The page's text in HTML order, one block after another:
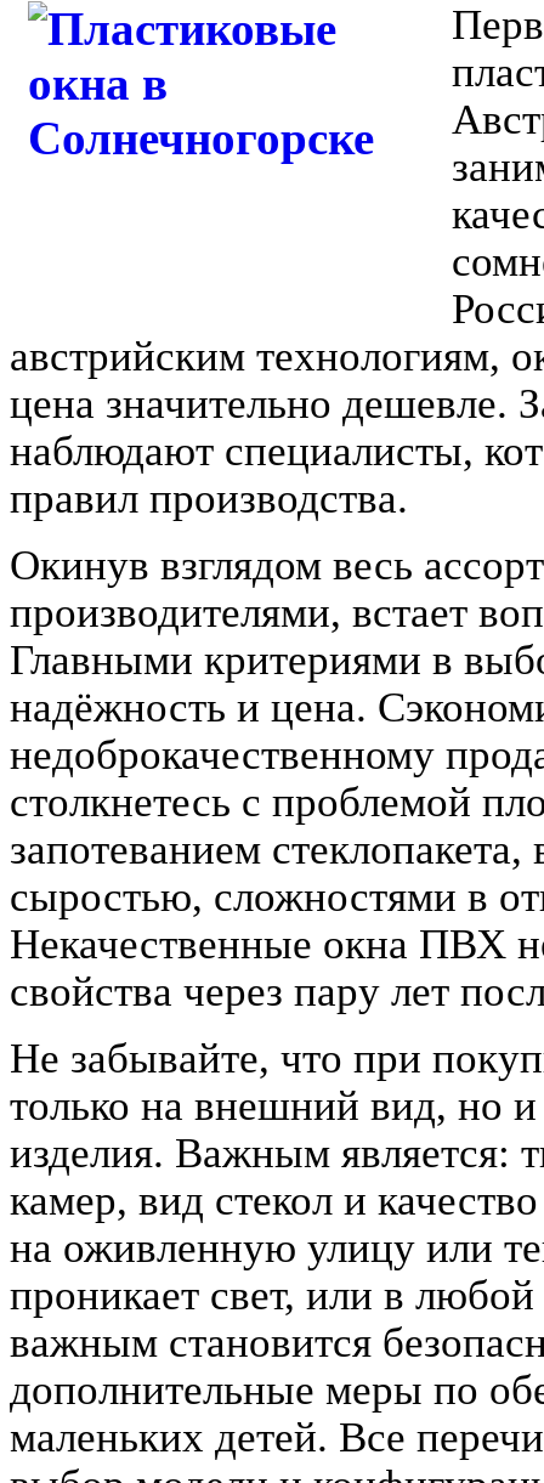
австрийским технологиям,
цена значительно дешевле.
наблюдают специалисты,
правил производства.
Окинув взглядом весь
производителями, встает
Главными критериями в
надёжность и цена.
недоброкачественному
столкнетесь с проблемой
запотеванием
сыростью, сложностями в
Некачественные окна ПВХ
свойства через пару лет
Не забывайте, что при
только на внешний вид, но
изделия. Важным является:
камер, вид стекол и
на оживленную улицу или
проникает свет, или в
важным становится
дополнительные меры по
маленьких детей. Все